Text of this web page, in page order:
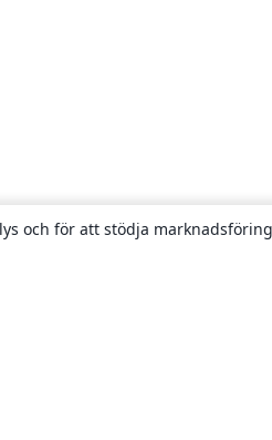
och för att stödja